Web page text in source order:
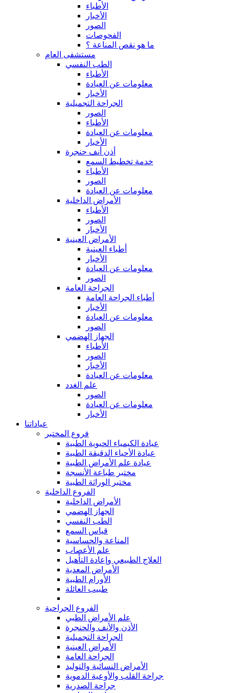
الأطباء
الأخبار
الصور
الفحوصات
ما هو نقص المناعة ؟
مستشفى العام
الطب النفسي
الأطباء
معلومات عن العيادة
الأخبار
الجراحة التجميلية
الصور
الأطباء
معلومات عن العيادة
الأخبار
أذن أنف حنجرة
خدمة تخطيط السمع
الأطباء
الصور
معلومات عن العيادة
الأمراض الداخلية
الأطباء
الصور
الأخبار
الأمراض العينية
أطباء العينية
الأخبار
معلومات عن العيادة
الصور
الجراحة العامة
أطباء الجراحة العامة
الأخبار
معلومات عن العيادة
الصور
الجهاز الهضمي
الأطباء
الصور
الأخبار
معلومات عن العيادة
علم الغدد
الصور
معلومات عن العيادة
الأخبار
عياداتنا
فروع المختبر
عيادة الكيمياء الحيوية الطبية
عيادة الأحياء الدقيقة الطبية
عيادة علم الأمراض الطبية
مختبر طباعة الأنسجة
مختبر الوراثة الطبية
الفروع الداخلية
الأمراض الداخلية
الجهاز الهضمي
الطب النفسي
قياس السمع
المناعة والحساسية
علم الأعصاب
العلاج الطبيعي وإعادة التأهيل
الأمراض المعدية
الأورام الطبية
طبيب العائلة
الفروع الجراحية
علم الأمراض الطبي
الأذن والأنف والحنجرة
الجراحة التجميلية
الأمراض العينية
الجراحة العامة
الأمراض النسائية والتوليد
جراحة القلب والأوعية الدموية
جراحة الصدرية